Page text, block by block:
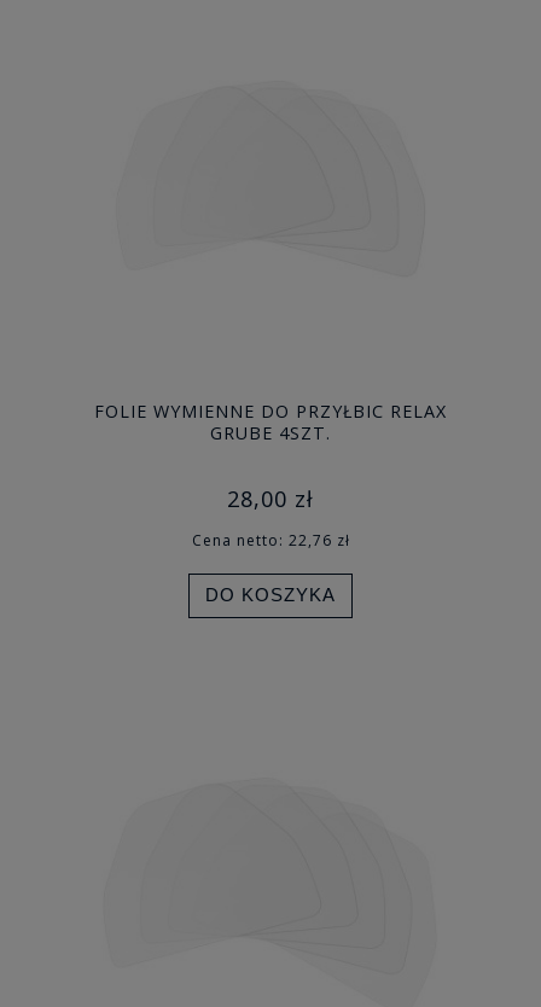
FOLIE WYMIENNE DO PRZYŁBIC RELAX
GRUBE 4SZT.
28,00 zł
Cena netto: 22,76 zł
DO KOSZYKA